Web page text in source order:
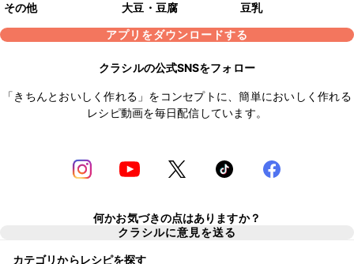
その他 大豆・豆腐
豆乳
アプリをダウンロードする
クラシルの公式SNSをフォロー
「きちんとおいしく作れる」をコンセプトに、簡単においしく作れる
レシピ動画を毎日配信しています。
何かお気づきの点はありますか？
クラシルに意見を送る
カテゴリからレシピを探す